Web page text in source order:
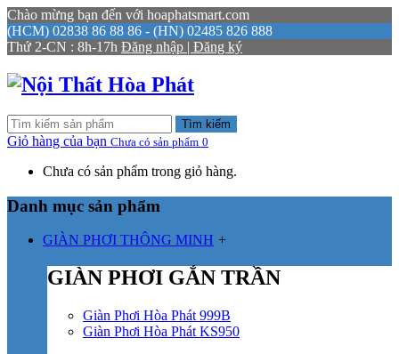
Chào mừng bạn đến với hoaphatsmart.com
(HCM) 02838 86 88 86 - (HN) 02485 826 888
Thứ 2-CN : 8h-17h Đăng nhập | Đăng ký
Tìm kiếm
Giỏ hàng của bạn Chưa có sản phẩm 0
Chưa có sản phẩm trong giỏ hàng.
Danh mục sản phẩm
GIÀN PHƠI THÔNG MINH +
GIÀN PHƠI GẮN TRẦN
Giàn Phơi Hòa Phát 999B
Giàn Phơi Hòa Phát KS950